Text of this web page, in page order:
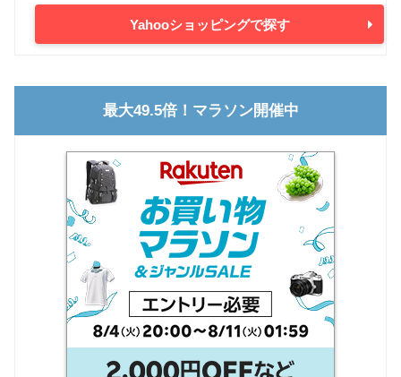
Yahooショッピングで探す
最大49.5倍！マラソン開催中